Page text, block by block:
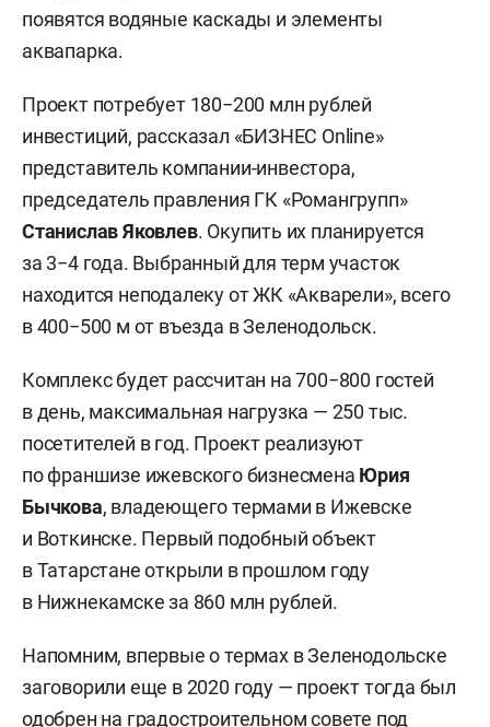
появятся водяные каскады и элементы
аквапарка.
Проект потребует 180−200 млн рублей
инвестиций, рассказал «БИЗНЕС Online»
представитель компании-инвестора,
председатель правления ГК «Романгрупп»
Станислав Яковлев. Окупить их планируется
за 3−4 года. Выбранный для терм участок
находится неподалеку от ЖК «Акварели», всего
в 400−500 м от въезда в Зеленодольск.
Комплекс будет рассчитан на 700−800 гостей
в день, максимальная нагрузка — 250 тыс.
посетителей в год. Проект реализуют
по франшизе ижевского бизнесмена Юрия
Бычкова, владеющего термами в Ижевске
и Воткинске. Первый подобный объект
в Татарстане открыли в прошлом году
в Нижнекамске за 860 млн рублей.
Напомним, впервые о термах в Зеленодольске
заговорили еще в 2020 году — проект тогда был
одобрен на градостроительном совете под